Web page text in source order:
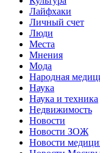
Лайфхаки
Личный счет
Люди
Места
Мнения
Мода
Народная
Наука
Наука и техника
Недвижимость
Новости
Новости ЗОЖ
Новости